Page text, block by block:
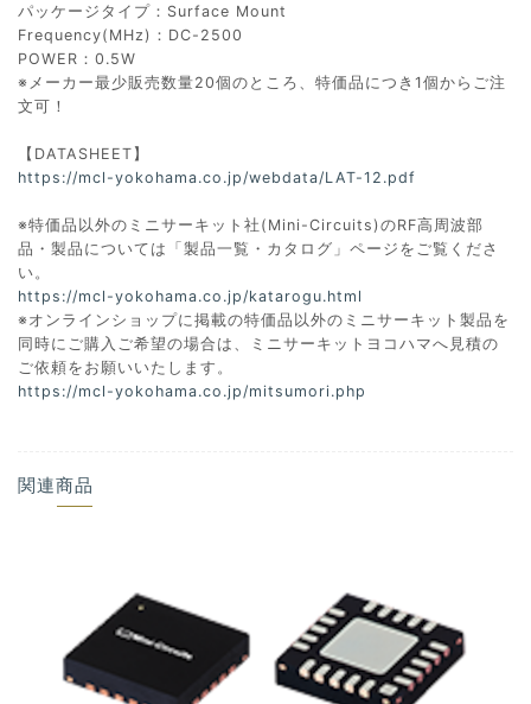
パッケージタイプ：Surface Mount
Frequency(MHz)：DC-2500
POWER：0.5W
※メーカー最少販売数量20個のところ、特価品につき1個からご注
文可！
【DATASHEET】
https://mcl-yokohama.co.jp/webdata/LAT-12.pdf
※特価品以外のミニサーキット社(Mini-Circuits)のRF高周波部
品・製品については「製品一覧・カタログ」ページをご覧くださ
い。
https://mcl-yokohama.co.jp/katarogu.html
※オンラインショップに掲載の特価品以外のミニサーキット製品を
同時にご購入ご希望の場合は、ミニサーキットヨコハマへ見積の
ご依頼をお願いいたします。
https://mcl-yokohama.co.jp/mitsumori.php
関連商品